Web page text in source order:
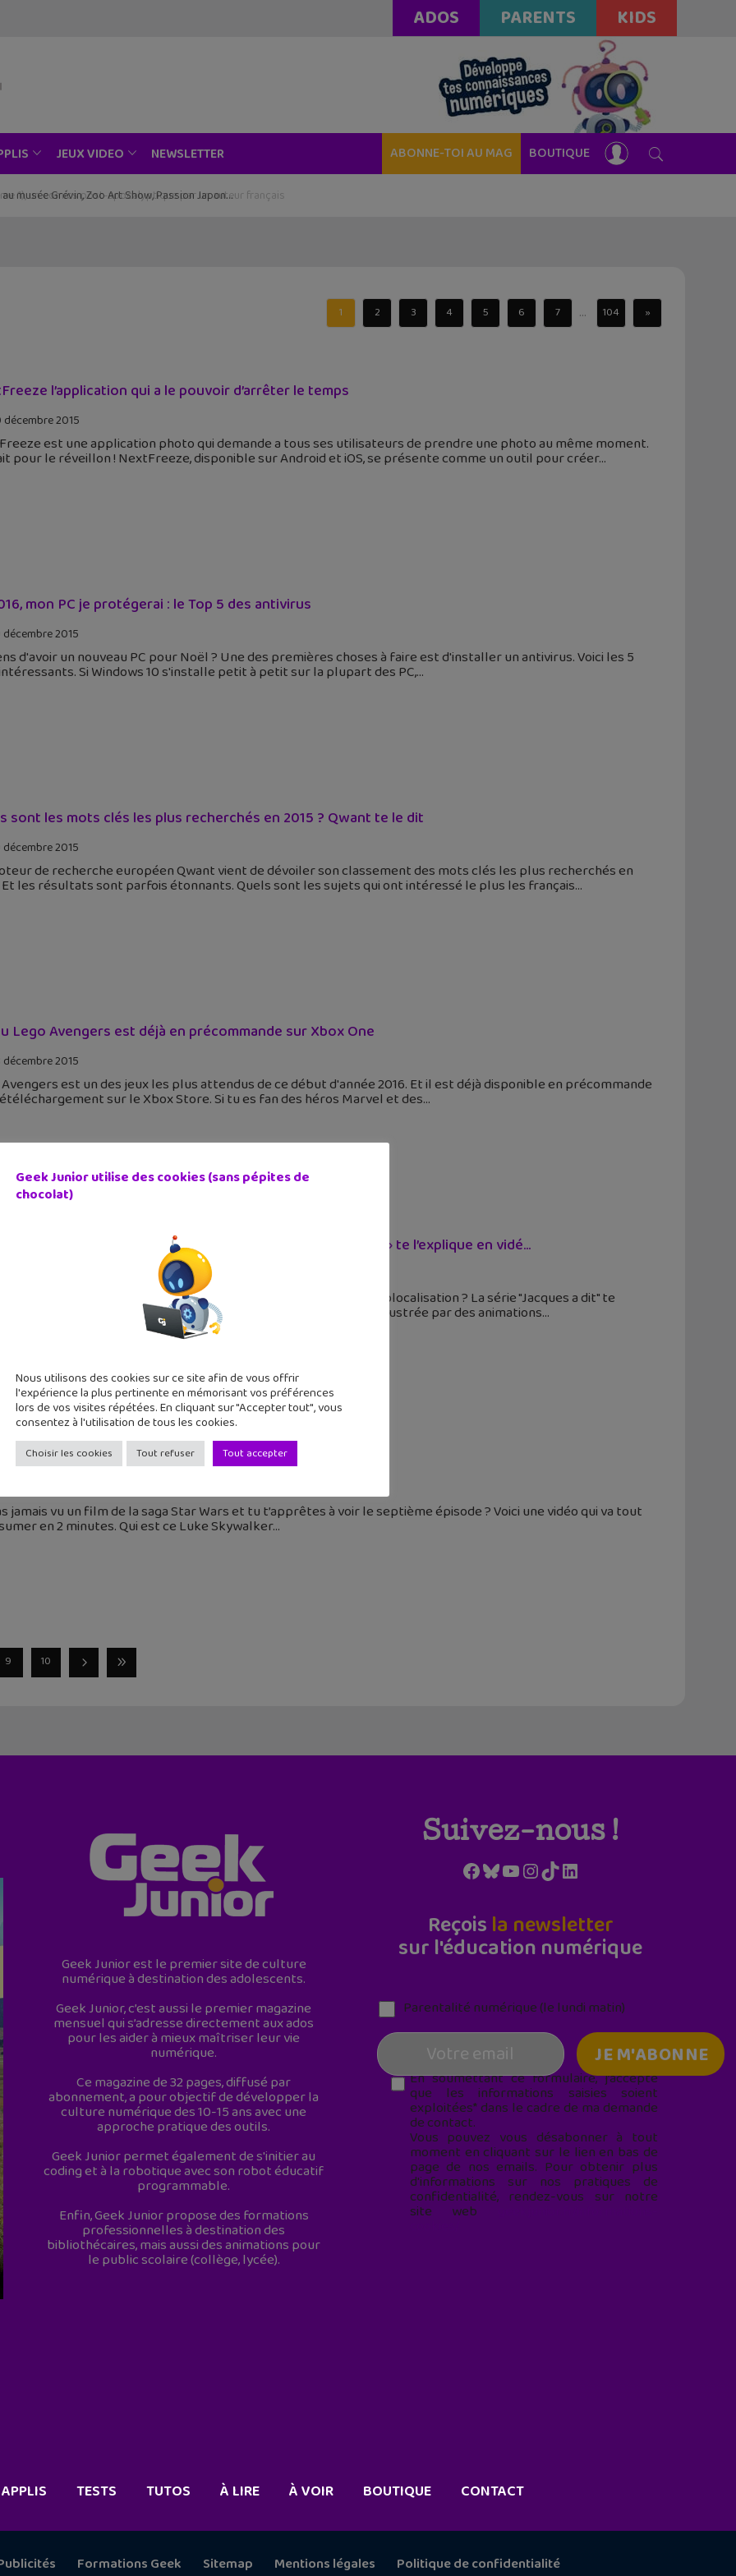
ADOS PARENTS KIDS
JEUX VIDEO NEWSLETTER ABONNE-TOI AU MAG BOUTIQUE
musée Grévin, Zoo Art Show, Passion Japon…
1 2 3 4 5 6 7 ... 104 »
l’application qui a le pouvoir d’arrêter le temps
décembre 2015
est une application photo qui demande a tous ses utilisateurs de prendre une photo au même moment.
pour le réveillon ! NextFreeze, disponible sur Android et iOS, se présente comme un outil pour créer
mon PC je protégerai : le Top 5 des antivirus
décembre 2015
d'avoir un nouveau PC pour Noël ? Une des premières choses à faire est d'installer un antivirus. Voici les 5
Si Windows 10 s'installe petit à petit sur la plupart des PC,
sont les mots clés les plus recherchés en 2015 ? Qwant te le dit
décembre 2015
de recherche européen Qwant vient de dévoiler son classement des mots clés les plus recherchés en
Et les résultats sont parfois étonnants. Quels sont les sujets qui ont intéressé le plus les français
Lego Avengers est déjà en précommande sur Xbox One
décembre 2015
est un des jeux les plus attendus de ce début d'année 2016. Et il est déjà disponible en précommande
sur le Xbox Store. Si tu es fan des héros Marvel et des
fonctionne ton smartphone ? La série « Jacques a dit » te l’explique en vidé...
comment ça marche ? C'est quoi un code PIN ? Et la géolocalisation ? La série "Jacques a dit" te
dans des vidéos hilarantes et instructives en même temps. Illustrée par des animations
comprends rien à Star Wars ? Cette vidéo peut t’aider
jamais vu un film de la saga Star Wars et tu t’apprêtes à voir le septième épisode ? Voici une vidéo qui va tout
en 2 minutes. Qui est ce Luke Skywalker
9 10
Geek Junior est le premier site de culture
numérique à destination des adolescents.
Geek Junior, c’est aussi le premier magazine
mensuel qui s’adresse directement aux ados
pour les aider à mieux maîtriser leur vie
numérique.
Ce magazine de 32 pages, diffusé par
abonnement, a pour objectif de développer la
culture numérique des 10-15 ans avec une
approche pratique des outils.
Geek Junior permet également de s'initier au
coding et à la robotique avec son robot éducatif
programmable.
Enfin, Geek Junior propose des formations
professionnelles à destination des
bibliothécaires, mais aussi des animations pour
le public scolaire (collège, lycée).
Suivez-nous !
Facebook
Bluesky
YouTube
Instagram
TikTokLinkedIn
Reçois la newsletter
sur l'éducation numérique
Parentalité numérique (le lundi matin)
En soumettant ce formulaire, j’accepte
que les informations saisies soient
exploitées* dans le cadre de ma demande
de contact.
Vous pouvez vous désabonner à tout
moment en cliquant sur le lien en bas de
page de nos emails. Pour obtenir plus
d'informations sur nos pratiques de
confidentialité, rendez-vous sur notre
site web
Geek Junior utilise des cookies (sans pépites de
chocolat)
Nous utilisons des cookies sur ce site afin de vous offrir
l'expérience la plus pertinente en mémorisant vos préférences
lors de vos visites répétées. En cliquant sur "Accepter tout", vous
consentez à l'utilisation de tous les cookies.
Choisir les cookies Tout refuser Tout accepter
APPLIS TESTS TUTOS À LIRE À VOIR BOUTIQUE CONTACT
Formations Geek Sitemap Mentions légales Politique de confidentialité